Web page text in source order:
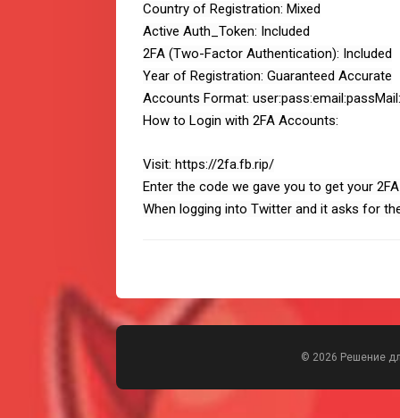
Country of Registration: Mixed
Active Auth_Token: Included
2FA (Two-Factor Authentication): Included
Year of Registration: Guaranteed Accurate
Accounts Format:
How to Login with 2FA Accounts:
Visit: https://2fa.fb.rip/
Enter the code we gave you to get your
When logging into Twitter and it asks for
© 2026 Решение